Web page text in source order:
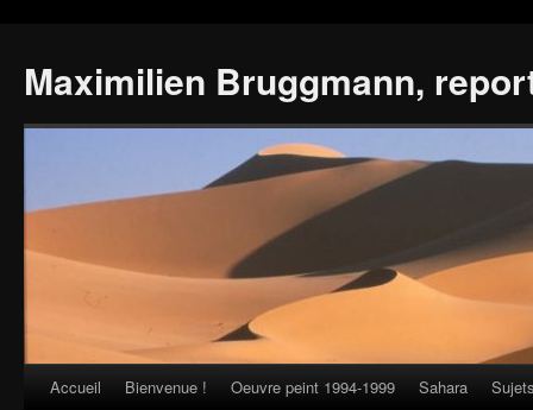
Maximilien Bruggmann,
SkipAccueil Bienvenue ! Oeuvre peint 1994-1999 Sahara